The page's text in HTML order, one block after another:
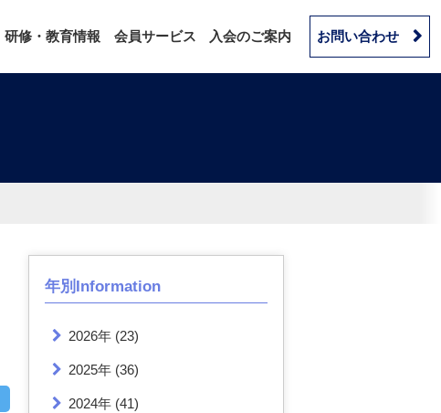
研修・教育情報 会員サービス 入会のご案内 お問い合わせ
年別Information
2026年 (23)
2025年 (36)
2024年 (41)